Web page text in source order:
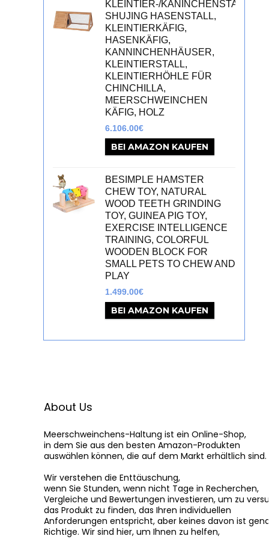
KLEINTIER-/KANINCHENSTALL,
SHUJING HASENSTALL,
KLEINTIERKÄFIG,
HASENKÄFIG,
KANNINCHENHÄUSER,
KLEINTIERSTALL,
KLEINTIERHÖHLE FÜR
CHINCHILLA,
MEERSCHWEINCHEN
KÄFIG, HOLZ
6.106.00€
BEI AMAZON KAUFEN
BESIMPLE HAMSTER
CHEW TOY, NATURAL
WOOD TEETH GRINDING
TOY, GUINEA PIG TOY,
EXERCISE INTELLIGENCE
TRAINING, COLORFUL
WOODEN BLOCK FOR
SMALL PETS TO CHEW AND
PLAY
1.499.00€
BEI AMAZON KAUFEN
About Us
Meerschweinchens-Haltung ist ein Online-Shop,
in dem Sie aus den besten Amazon-Produkten
auswählen können, die auf dem Markt erhältlich sind.
Wir verstehen die Enttäuschung,
wenn Sie Stunden, wenn nicht Tage in Recherchen,
Vergleiche und Bewertungen investieren, um zu
das Produkt zu finden, das Ihren individuellen
Anforderungen entspricht, aber keines davon ist
Richtige. Wir sind hier, um Ihnen zu helfen,